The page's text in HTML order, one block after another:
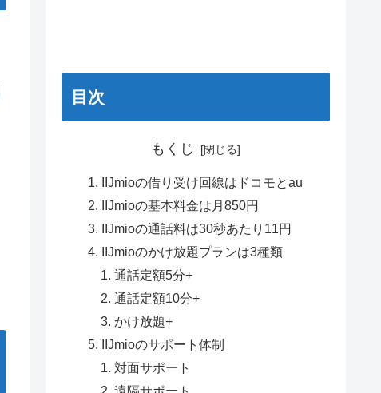
目次
もくじ
IIJmioの借り受け回線はドコモとau
IIJmioの基本料金は月850円
IIJmioの通話料は30秒あたり11円
IIJmioのかけ放題プランは3種類
通話定額5分+
通話定額10分+
かけ放題+
IIJmioのサポート体制
対面サポート